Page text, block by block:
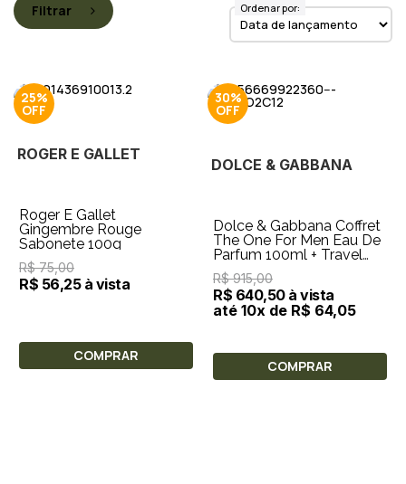
Filtrar Ordenar por:
25%
ROGER E GALLET
Roger E Gallet
Gingembre Rouge
Sabonete 100g
R$ 75,00
R$ 56,25 à vista
COMPRAR
30%
DOLCE & GABBANA
Dolce & Gabbana Coffret
The One For Men Eau De
Parfum 100ml + Travel
Size 10ml
R$ 915,00
R$ 640,50 à vista
até 10x de R$ 64,05
COMPRAR